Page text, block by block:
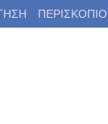
ΠΕΡΙΣΚΟΠΙΟ